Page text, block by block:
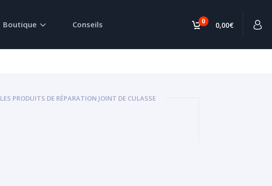
0 0,00€
Boutique Conseils
LES PRODUITS DE RÉPARATION JOINT DE CULASSE